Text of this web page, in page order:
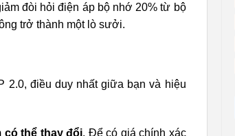
đòi hỏi điện áp bộ nhớ 20% từ bộ
trở thành một lò sưởi.
2.0, điều duy nhất giữa bạn và hiệu
có thể thay đổi. Để có giá chính xác